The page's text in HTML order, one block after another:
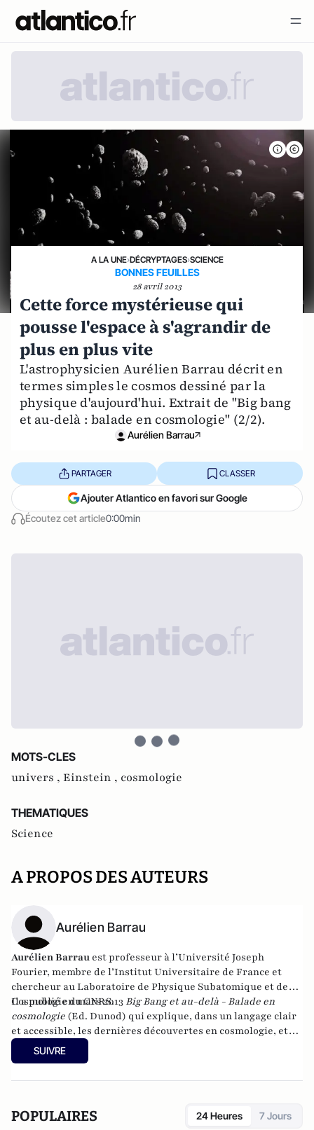
A LA UNE›DÉCRYPTAGES›SCIENCE
BONNES FEUILLES
28 avril 2013
Cette force mystérieuse qui
pousse l'espace à s'agrandir de
plus en plus vite
L'astrophysicien Aurélien Barrau décrit en
termes simples le cosmos dessiné par la
physique d'aujourd'hui. Extrait de "Big bang
et au-delà : balade en cosmologie" (2/2).
Aurélien Barrau
Écoutez cet article0:00min
PARTAGER CLASSER
Ajouter Atlantico en favori sur Google
MOTS-CLES
univers , Einstein , cosmologie
THEMATIQUES
Science
A PROPOS DES AUTEURS
Aurélien Barrau
Aurélien Barrau est professeur à l’Université Joseph
Fourier, membre de l’Institut Universitaire de France et
chercheur au Laboratoire de Physique Subatomique et de
Cosmologie du CNRS.
Il a publié en mars 2013 Big Bang et au-delà - Balade en
cosmologie (Ed. Dunod) qui explique, dans un langage clair
et accessible, les dernières découvertes en cosmologie, et
des
Univers multiples
SUIVRE
POPULAIRES 24 Heures 7 Jours